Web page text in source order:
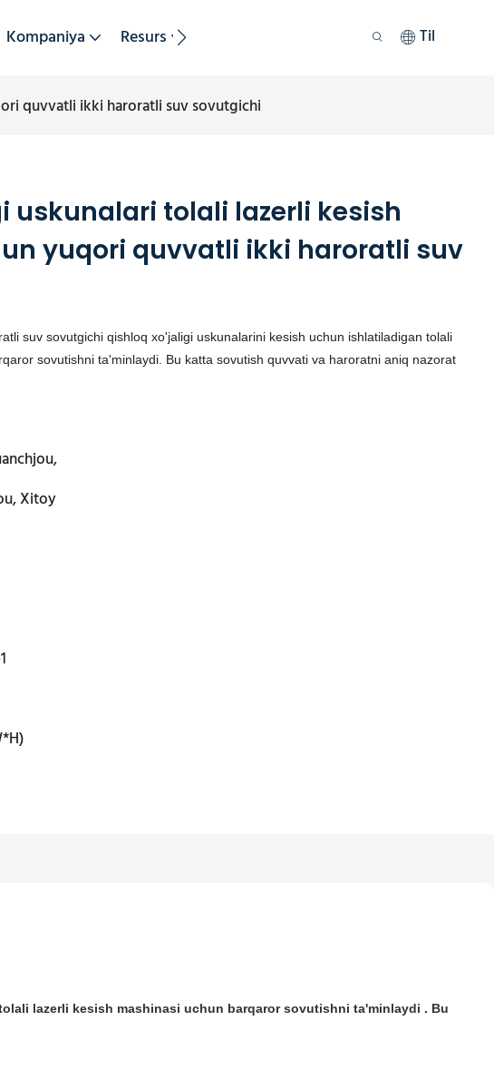
Kompaniya Resurs Til
quvvatli ikki haroratli suv sovutgichi
uskunalari tolali lazerli kesish
yuqori quvvatli ikki haroratli suv
suv sovutgichi qishloq xo'jaligi uskunalarini kesish uchun ishlatiladigan tolali
sovutishni ta'minlaydi. Bu katta sovutish quvvati va haroratni aniq nazorat
Xitoy
lazerli kesish mashinasi uchun barqaror sovutishni ta'minlaydi . Bu